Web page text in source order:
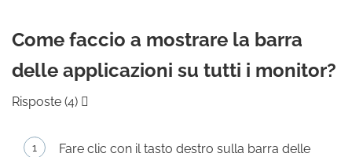
Come faccio a mostrare la barra
delle applicazioni su tutti i monitor?
Risposte (4) 
Fare clic con il tasto destro sulla barra delle